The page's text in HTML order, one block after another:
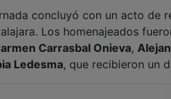
concluyó con un acto de
Los homenajeados
Carrasbal Onieva,
Ledesma, que recibieron un